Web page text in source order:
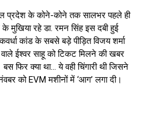
प्रदेश के कोने-कोने तक सालभर पहले ही
रहे डा. रमन सिंह इस दबी हुई
कांड के सबसे बड़े पीड़ित विजय शर्मा
ईश्वर साहू को टिकट मिलने की खबर
फिर क्या था… ये वही चिंगारी थी जिसने
को EVM मशीनों में ‘आग’ लगा दी।